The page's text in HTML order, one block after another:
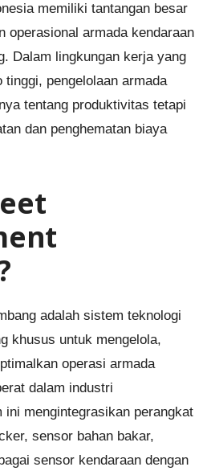
memiliki tantangan besar
operasional armada kendaraan
Dalam lingkungan kerja yang
pengelolaan armada
tentang produktivitas tetapi
dan penghematan biaya
adalah sistem teknologi
khusus untuk mengelola,
operasi armada
dalam industri
ini mengintegrasikan perangkat
sensor bahan bakar,
sensor kendaraan dengan